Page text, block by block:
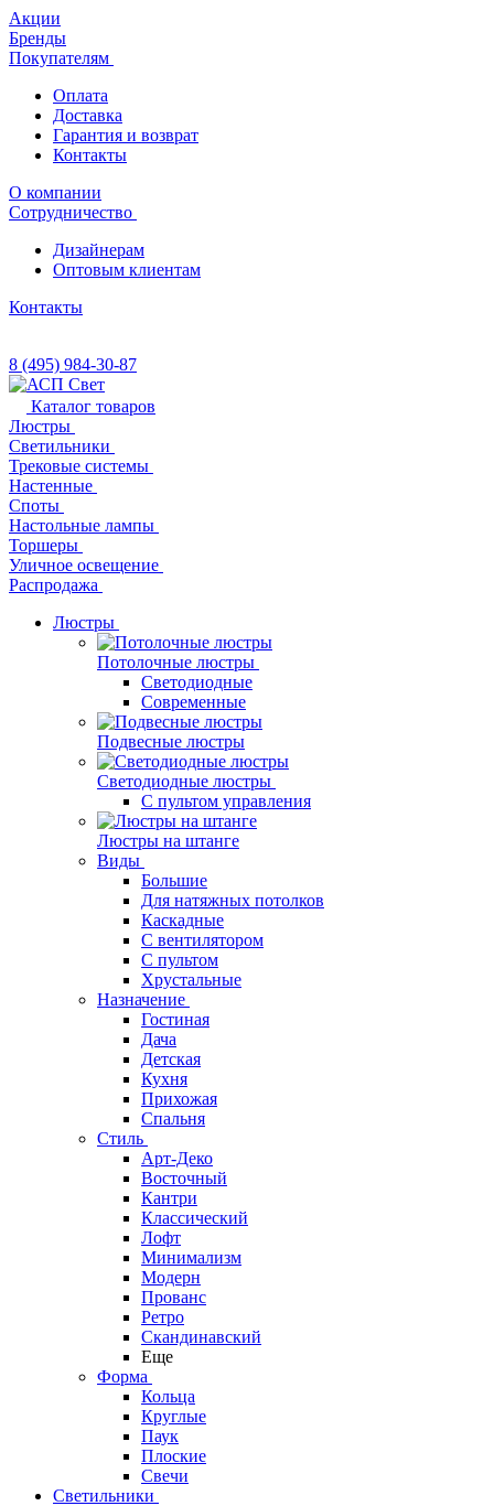
Акции
Бренды
Покупателям
Оплата
Доставка
Гарантия и возврат
Контакты
О компании
Сотрудничество
Дизайнерам
Оптовым клиентам
Контакты
8 (495) 984-30-87
Каталог товаров
Люстры
Светильники
Трековые системы
Настенные
Споты
Настольные лампы
Торшеры
Уличное освещение
Распродажа
Люстры
Потолочные люстры
Светодиодные
Современные
Подвесные люстры
Светодиодные люстры
С пультом управления
Люстры на штанге
Виды
Большие
Для натяжных потолков
Каскадные
С вентилятором
С пультом
Хрустальные
Назначение
Гостиная
Дача
Детская
Кухня
Прихожая
Спальня
Стиль
Арт-Деко
Восточный
Кантри
Классический
Лофт
Минимализм
Модерн
Прованс
Ретро
Скандинавский
Еще
Форма
Кольца
Круглые
Паук
Плоские
Свечи
Светильники